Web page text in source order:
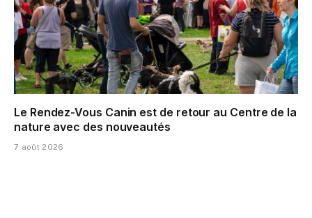
Le Rendez-Vous Canin est de retour au Centre de la
nature avec des nouveautés
7 août 2026